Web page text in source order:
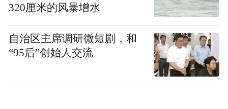
320厘米的风暴增水
自治区主席调研微短剧，和
“95后”创始人交流